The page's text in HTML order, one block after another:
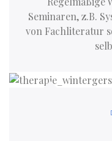
Seminaren, z.B.
von Fachliteratur